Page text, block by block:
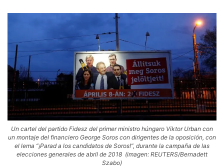
Un cartel del partido Fidesz del primer ministro húngaro Viktor Urban con
un montaje del financiero George Soros con dirigentes de la oposición, con
el lema “¡Parad a los candidatos de Soros!”, durante la campaña de las
elecciones generales de abril de 2018 (imagen: REUTERS/Bernadett
Szabo)